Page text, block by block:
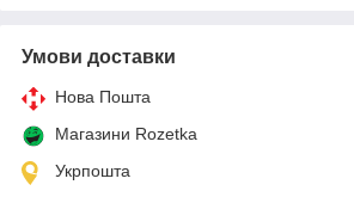
Умови доставки
Нова Пошта
Магазини Rozetka
Укрпошта